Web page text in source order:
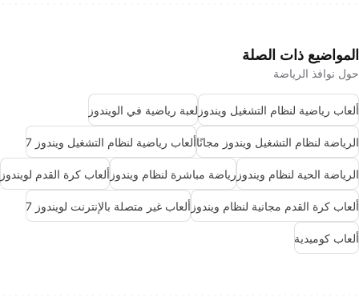
المواضيع ذات الصلة
حول نوافذ الرياضة
ألعاب رياضية لنظام التشغيل ويندوز لعبة رياضية في الويندوز
الرياضة لنظام التشغيل ويندوز مجانًاألعاب رياضية لنظام التشغيل ويندوز 7
الرياضة الحية لنظام ويندوز رياضة مباشرة لنظام ويندوز ألعاب كرة القدم لويندوز
ألعاب كرة القدم مجانية لنظام ويندوز ألعاب غير متصلة بالإنترنت لويندوز 7
ألعاب كوميدية